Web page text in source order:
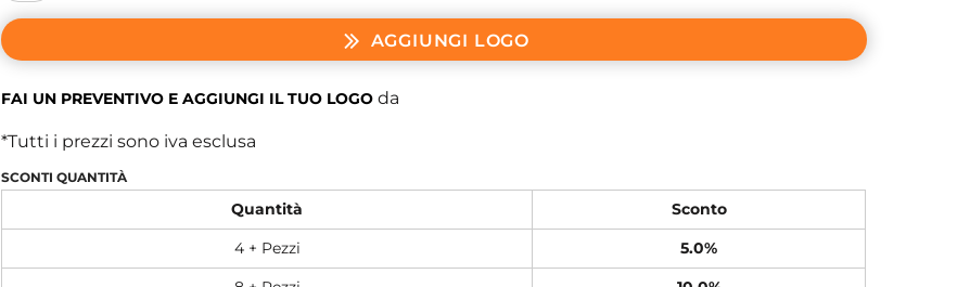
AGGIUNGI LOGO
FAI UN PREVENTIVO E AGGIUNGI IL TUO LOGO da
*Tutti i prezzi sono iva esclusa
SCONTI QUANTITÀ
Quantità
Sconto
4 + Pezzi
5.0%